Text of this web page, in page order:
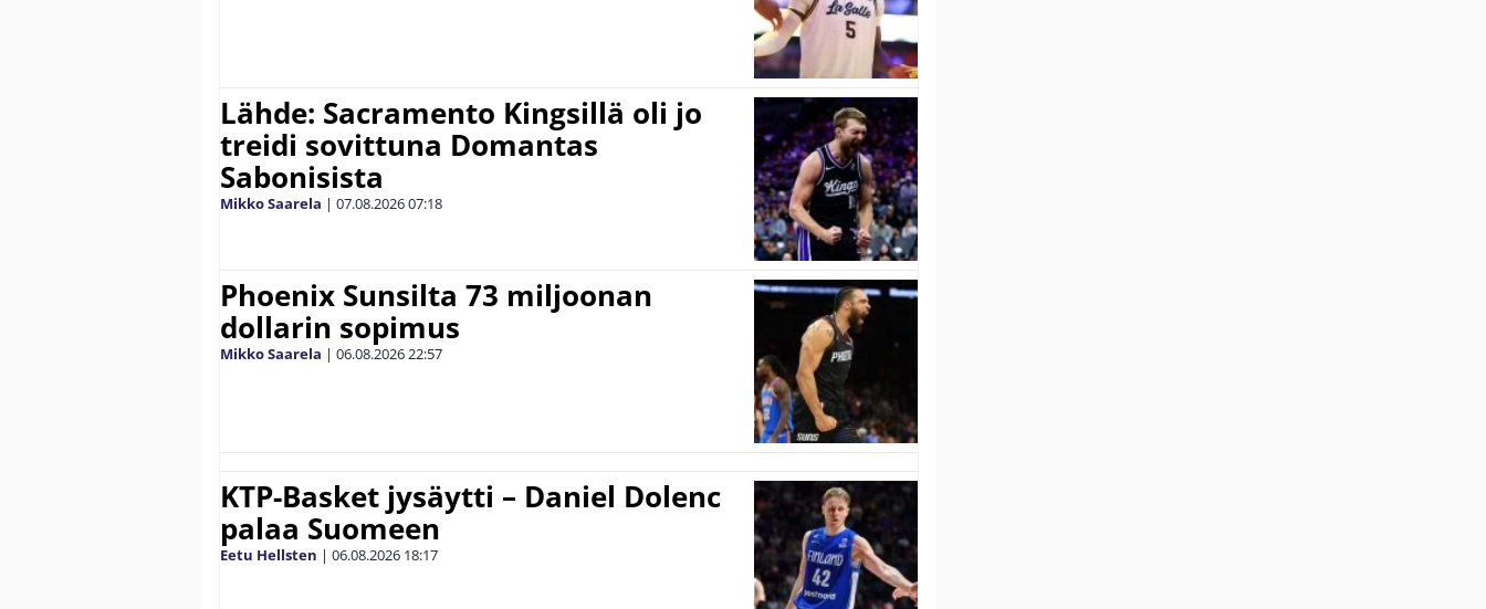
Lähde: Sacramento Kingsillä oli jo
treidi sovittuna Domantas
Sabonisista
Mikko Saarela | 07.08.202607:18
Phoenix Sunsilta 73 miljoonan
dollarin sopimus
Mikko Saarela | 06.08.202622:57
KTP-Basket jysäytti – Daniel Dolenc
palaa Suomeen
Eetu Hellsten | 06.08.2026 18:17